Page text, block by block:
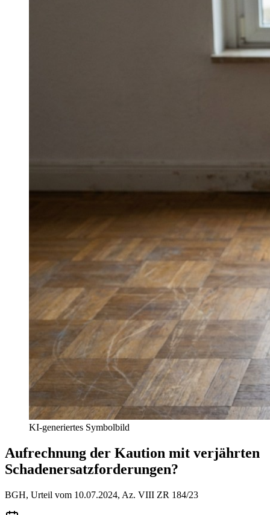
KI-generiertes Symbolbild
Aufrechnung der Kaution mit verjährten
Schadenersatzforderungen?
BGH, Urteil vom 10.07.2024, Az. VIII ZR 184/23